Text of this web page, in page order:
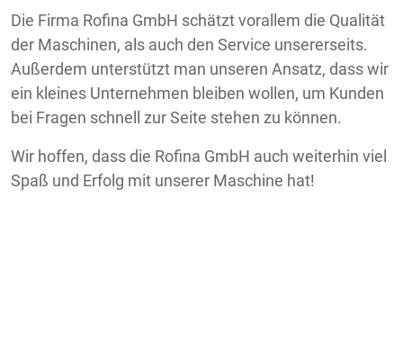
Die Firma Rofina GmbH schätzt vorallem die Qualität
der Maschinen, als auch den Service unsererseits.
Außerdem unterstützt man unseren Ansatz, dass wir
ein kleines Unternehmen bleiben wollen, um Kunden
bei Fragen schnell zur Seite stehen zu können.
Wir hoffen, dass die Rofina GmbH auch weiterhin viel
Spaß und Erfolg mit unserer Maschine hat!